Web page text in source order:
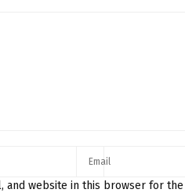
and website in this browser for